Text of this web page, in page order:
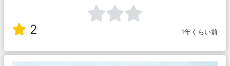
2 1年くらい前